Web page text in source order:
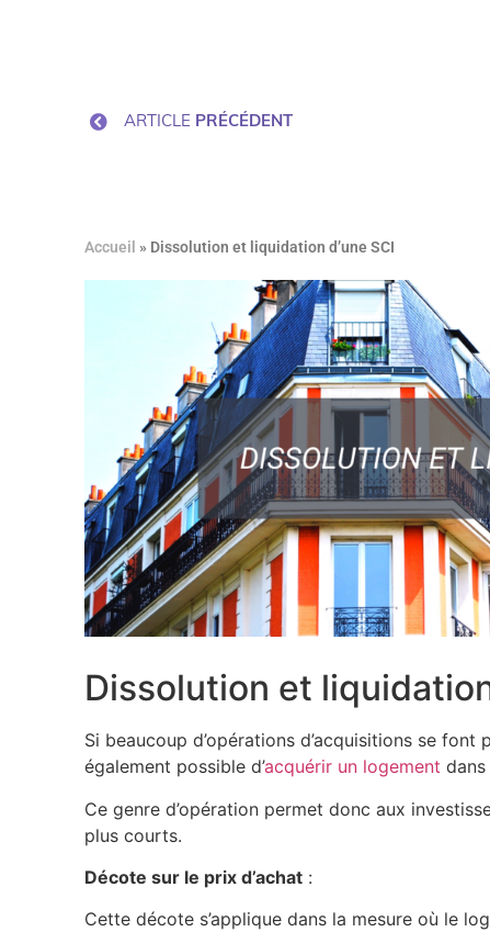
ARTICLE PRÉCÉDENT
Accueil » Dissolution et liquidation d’une SCI
Dissolution et liquidation
Si beaucoup d’opérations d’acquisitions se
également possible d’acquérir un logement
Ce genre d’opération permet donc aux
plus courts.
Décote sur le prix d’achat :
Cette décote s’applique dans la mesure où le